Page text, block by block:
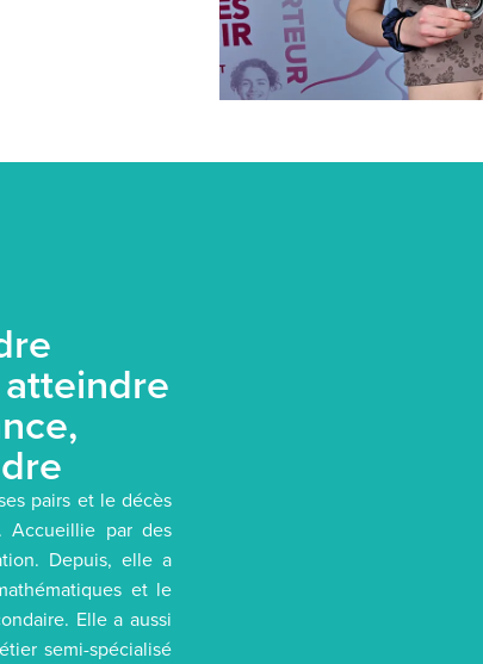
pairs et le décès
par des
Depuis, elle a
et le
Elle a aussi
semi-spécialisé